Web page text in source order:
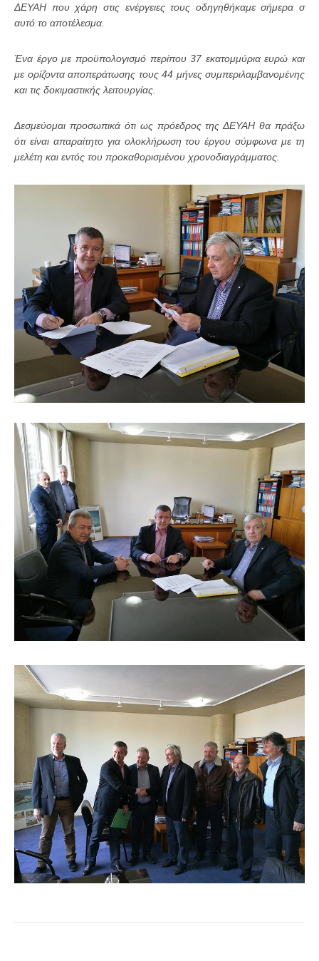
ΔΕΥΑΗ που χάρη στις ενέργειες τους οδηγηθήκαμε σήμερα σ
αυτό το αποτέλεσμα.
Ένα έργο με προϋπολογισμό περίπου 37 εκατομμύρια ευρώ και
με ορίζοντα αποπεράτωσης τους 44 μήνες συμπεριλαμβανομένης
και τις δοκιμαστικής λειτουργίας.
Δεσμεύομαι προσωπικά ότι ως πρόεδρος της ΔΕΥΑΗ θα πράξω
ότι είναι απαραίτητο για ολοκλήρωση του έργου σύμφωνα με τη
μελέτη και εντός του προκαθορισμένου χρονοδιαγράμματος.